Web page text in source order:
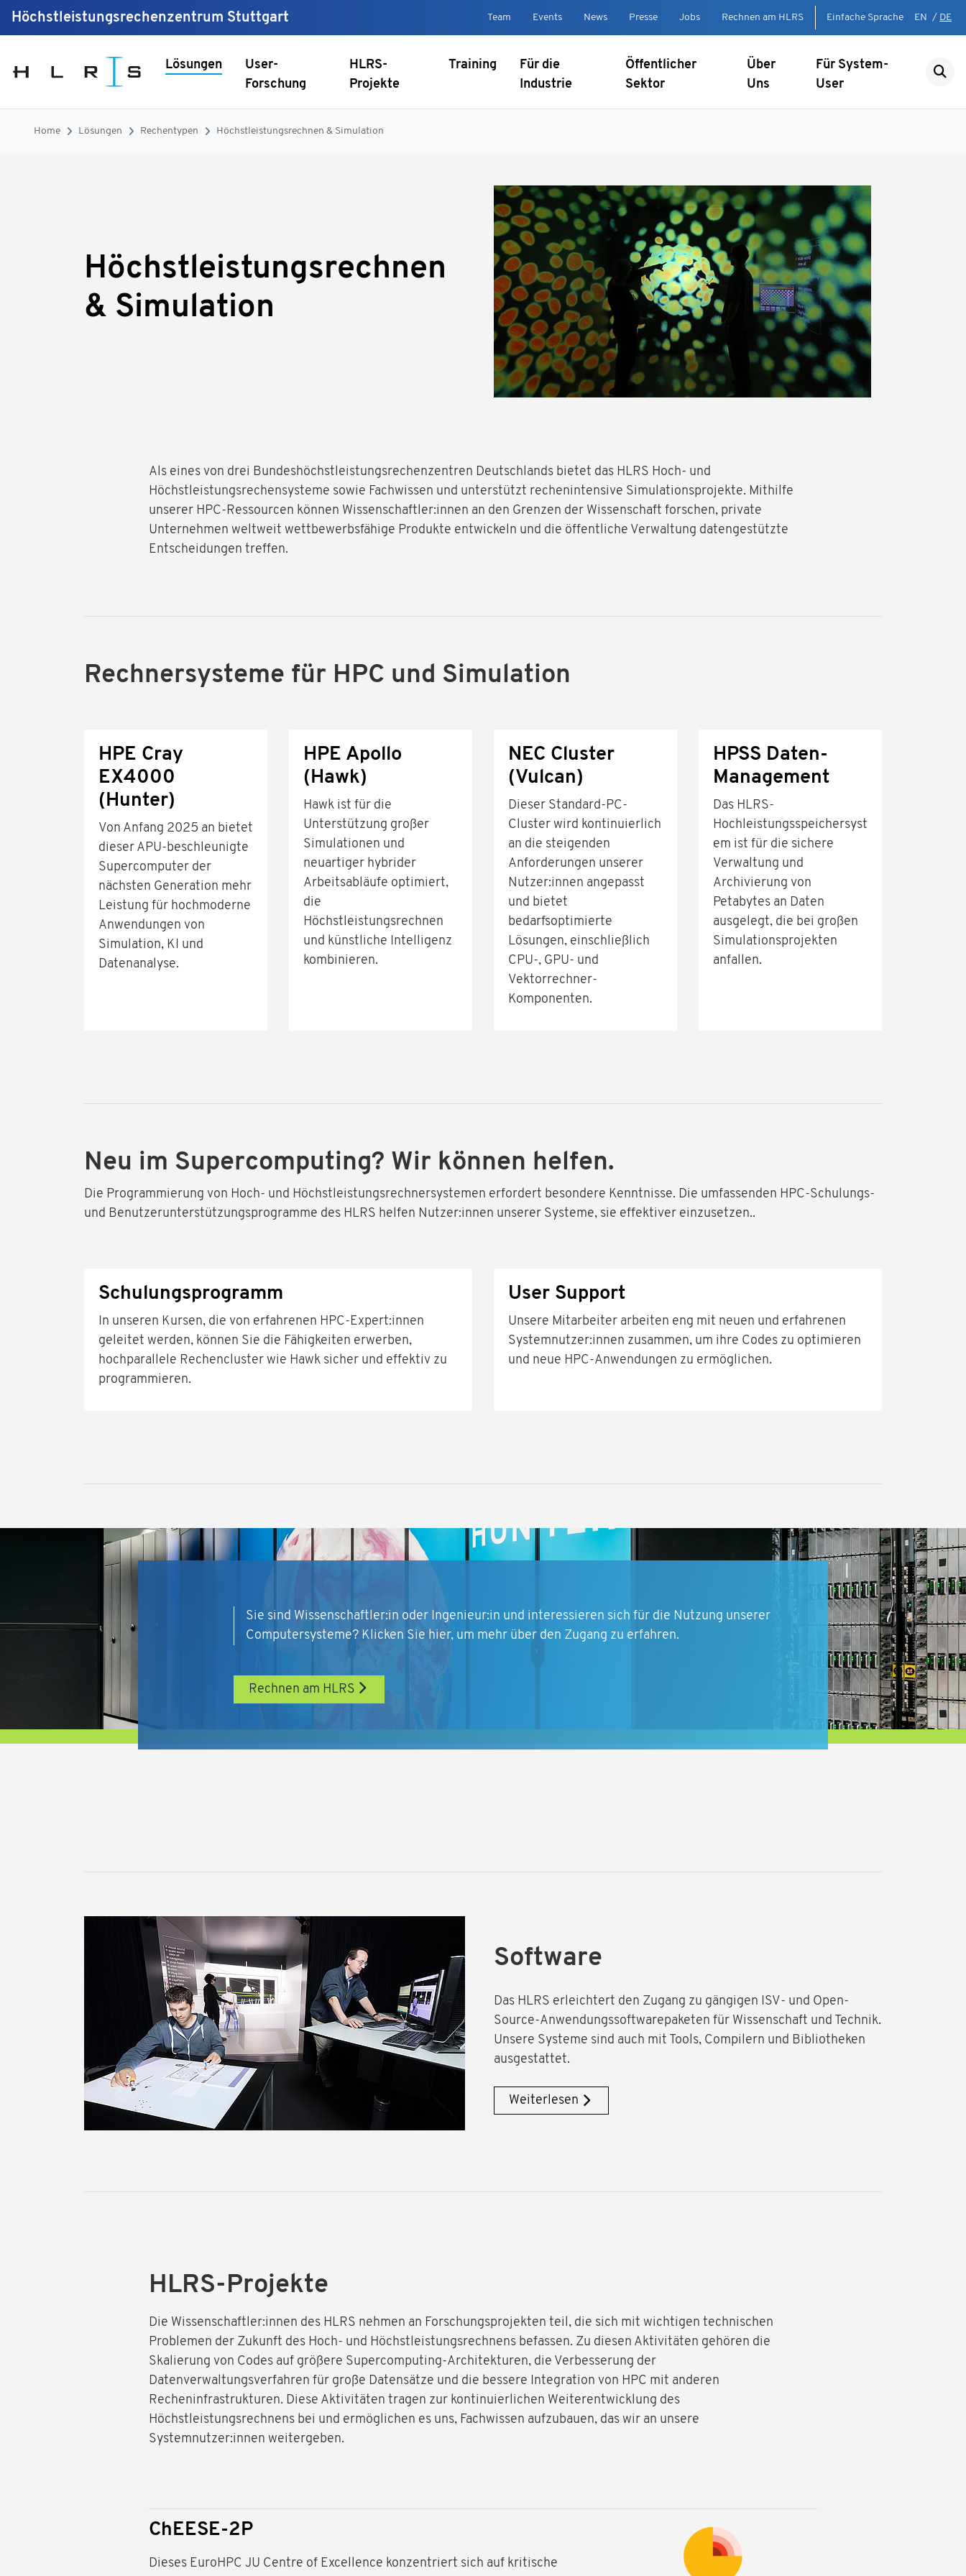
Höchstleistungsrechenzentrum Stuttgart Team Events News Presse Jobs Rechnen am HLRS Einfache Sprache EN / DE
Lösungen
User-
Forschung
HLRS-
Projekte
Training
Für die
Industrie
Öffentlicher
Sektor
Über
Uns
Für System-
User
Home Lösungen Rechentypen Höchstleistungsrechnen & Simulation
Höchstleistungsrechnen
& Simulation
Als eines von drei Bundeshöchstleistungsrechenzentren Deutschlands bietet das HLRS Hoch- und
Höchstleistungsrechensysteme sowie Fachwissen und unterstützt rechenintensive Simulationsprojekte. Mithilfe
unserer HPC-Ressourcen können Wissenschaftler:innen an den Grenzen der Wissenschaft forschen, private
Unternehmen weltweit wettbewerbsfähige Produkte entwickeln und die öffentliche Verwaltung datengestützte
Entscheidungen treffen.
Rechnersysteme für HPC und Simulation
HPE Cray
EX4000
(Hunter)
Von Anfang 2025 an bietet
dieser APU-beschleunigte
Supercomputer der
nächsten Generation mehr
Leistung für hochmoderne
Anwendungen von
Simulation, KI und
Datenanalyse.
HPE Apollo
(Hawk)
Hawk ist für die
Unterstützung großer
Simulationen und
neuartiger hybrider
Arbeitsabläufe optimiert,
die
Höchstleistungsrechnen
und künstliche Intelligenz
kombinieren.
NEC Cluster
(Vulcan)
Dieser Standard-PC-
Cluster wird kontinuierlich
an die steigenden
Anforderungen unserer
Nutzer:innen angepasst
und bietet
bedarfsoptimierte
Lösungen, einschließlich
CPU-, GPU- und
Vektorrechner-
Komponenten.
HPSS Daten-
Management
Das HLRS-
Hochleistungsspeichersyst
em ist für die sichere
Verwaltung und
Archivierung von
Petabytes an Daten
ausgelegt, die bei großen
Simulationsprojekten
anfallen.
Neu im Supercomputing? Wir können helfen.
Die Programmierung von Hoch- und Höchstleistungsrechnersystemen erfordert besondere Kenntnisse. Die umfassenden HPC-Schulungs-
und Benutzerunterstützungsprogramme des HLRS helfen Nutzer:innen unserer Systeme, sie effektiver einzusetzen..
Schulungsprogramm
In unseren Kursen, die von erfahrenen HPC-Expert:innen
geleitet werden, können Sie die Fähigkeiten erwerben,
hochparallele Rechencluster wie Hawk sicher und effektiv zu
programmieren.
User Support
Unsere Mitarbeiter arbeiten eng mit neuen und erfahrenen
Systemnutzer:innen zusammen, um ihre Codes zu optimieren
und neue HPC-Anwendungen zu ermöglichen.
Sie sind Wissenschaftler:in oder Ingenieur:in und interessieren sich für die Nutzung unserer
Computersysteme? Klicken Sie hier, um mehr über den Zugang zu erfahren.
Rechnen am HLRS
Software
Das HLRS erleichtert den Zugang zu gängigen ISV- und Open-
Source-Anwendungssoftwarepaketen für Wissenschaft und Technik.
Unsere Systeme sind auch mit Tools, Compilern und Bibliotheken
ausgestattet.
Weiterlesen
HLRS-Projekte
Die Wissenschaftler:innen des HLRS nehmen an Forschungsprojekten teil, die sich mit wichtigen technischen
Problemen der Zukunft des Hoch- und Höchstleistungsrechnens befassen. Zu diesen Aktivitäten gehören die
Skalierung von Codes auf größere Supercomputing-Architekturen, die Verbesserung der
Datenverwaltungsverfahren für große Datensätze und die bessere Integration von HPC mit anderen
Recheninfrastrukturen. Diese Aktivitäten tragen zur kontinuierlichen Weiterentwicklung des
Höchstleistungsrechnens bei und ermöglichen es uns, Fachwissen aufzubauen, das wir an unsere
Systemnutzer:innen weitergeben.
ChEESE-2P
Dieses EuroHPC JU Centre of Excellence konzentriert sich auf kritische